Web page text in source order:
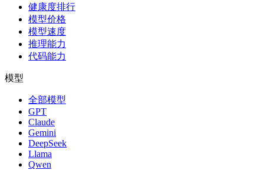
健康度排行
模型价格
模型速度
推理能力
代码能力
模型
全部模型
GPT
Claude
Gemini
DeepSeek
Llama
Qwen